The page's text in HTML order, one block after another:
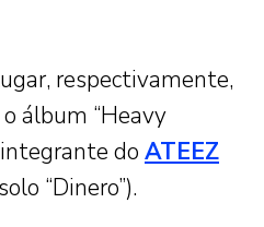
respectivamente,
álbum “Heavy
do ATEEZ
“Dinero”).